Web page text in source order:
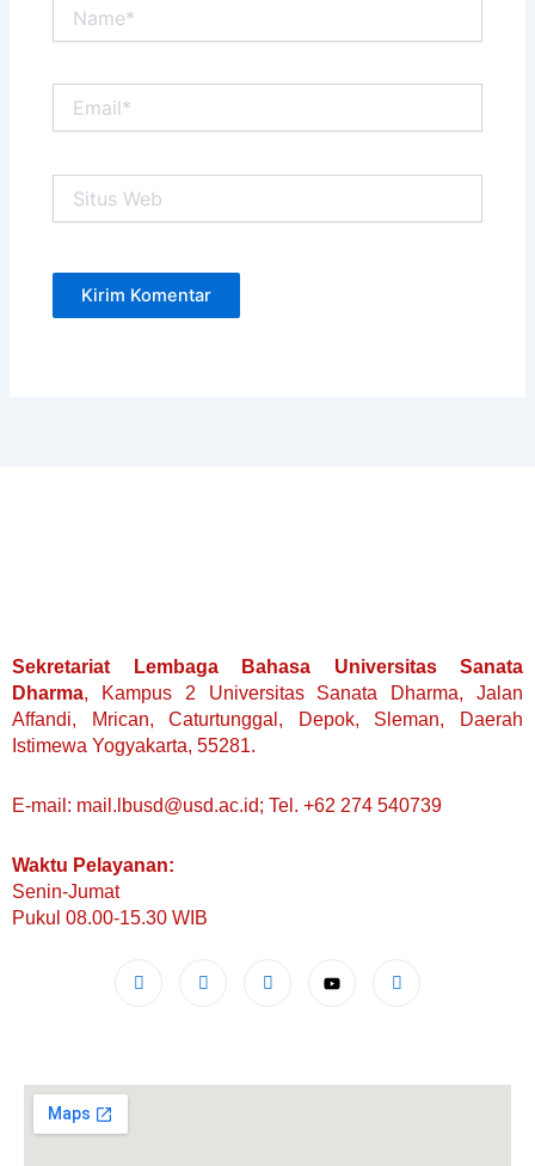
Web
Sekretariat Lembaga Bahasa Universitas Sanata
Dharma, Kampus 2 Universitas Sanata Dharma, Jalan
Affandi, Mrican, Caturtunggal, Depok, Sleman, Daerah
Istimewa Yogyakarta, 55281.
E-mail: mail.lbusd@usd.ac.id; Tel. +62 274 540739
Waktu Pelayanan:
Senin-Jumat
Pukul 08.00-15.30 WIB